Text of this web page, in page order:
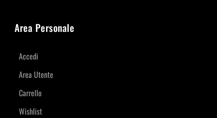
Area Personale
Accedi
Area Utente
Carrello
Wishlist